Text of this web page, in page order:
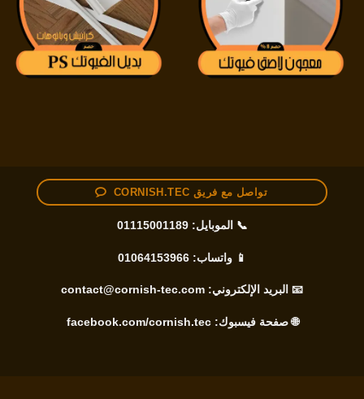
تواصل مع فريق CORNISH.TEC
📞 الموبايل:01115001189
📱 واتساب:01064153966
📧 البريد الإلكتروني: contact@cornish-tec.com
🌐 صفحة فيسبوك:facebook.com/cornish.tec